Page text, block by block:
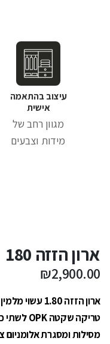
עיצוב בהתאמה
אישית
מגוון רחב של
מידות וצבעים
ארון הזזה 180
₪2,900.00
ארון הזזה 1.80 עשוי מלמין יצוק,
טריקה שקטה OPK לשתי כיוונים – עשר שנות אחריות על המנגנון.
מסילות ומסגרת